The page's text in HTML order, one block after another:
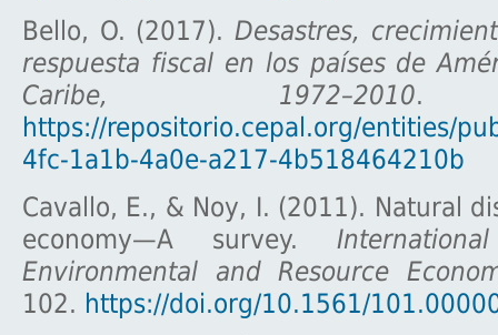
Bello, O. (2017). Desastres,
respuesta fiscal en los países de
Caribe, 1972–2010.
https://repositorio.cepal.org/entities/
4fc-1a1b-4a0e-a217-4b518464210b
Cavallo, E., & Noy, I. (2011). Natural
economy—A survey.
Environmental and Resource
102. https://doi.org/10.1561/